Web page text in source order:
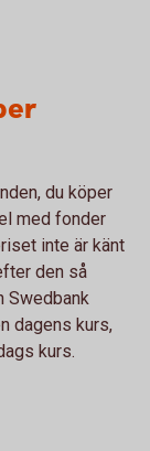
du köper
med fonder
inte är känt
den så
Swedbank
dagens kurs,
kurs.